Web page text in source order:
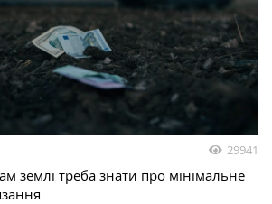
29941
землі треба знати про мінімальне